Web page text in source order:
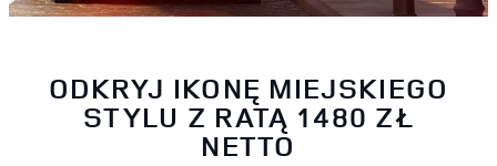
ODKRYJ IKONĘ MIEJSKIEGO
STYLU Z RATĄ 1480 ZŁ
NETTO